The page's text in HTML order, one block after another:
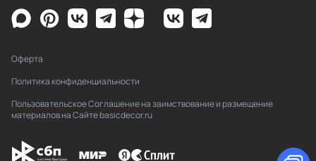
Оферта
Политика конфиденциальности
Пользовательское Соглашение на заимствование и размещение
материалов на Сайте basicdecor.ru